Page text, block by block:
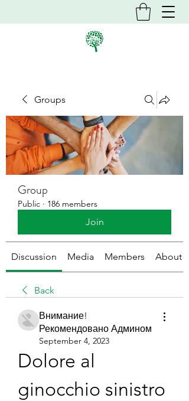
Groups
Group
Public · 186 members
Join
Discussion Media Members About
Back
Внимание!
Рекомендовано Админом
September 4, 2023
Dolore al
ginocchio sinistro